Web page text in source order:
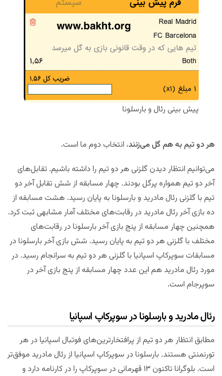
پیش بینی رئال و بارسلونا
هر دو تیم به هم گل می‌زنند، انتخاب دوم ما است.
می‌توانیم انتظار دیدن گلزنی هر دو تیم را داشته باشیم. تقابل‌های
آخر دو تیم همواره پرگل بودند. چهار مسابقه از شش تقابل آخر دو
تیم با گلزنی رئال مادرید و بارسلونا به پایان رسید. هشت مسابقه از
ده بازی آخر رئال مادرید در رقابت‌های مختلف آمار مشابهی ثبت کرد.
همچنین چهار مسابقه از پنج بازی آخر بارسلونا در رقابت‌های
مختلف با گلزنی هر دو تیم به پایان رسید. شش بازی آخر بارسلونا در
مسابقات سوپرکاپ اسپانیا با گلزنی هر دو تیم به سرانجام رسید. در
مورد رئال مادرید هم این عدد چهار مسابقه از پنج بازی آخر در
سوپرجام است.
رئال مادرید و بارسلونا در سوپرکاپ اسپانیا
مطابق انتظار هر دو تیم از پرافتخارترین‌های فوتبال اسپانیا در هر
تورنمنتی هستند. بارسلونا در سوپرکاپ اسپانیا از رئال مادرید موفق‌تر
است. بلوگرانا تاکنون ۱۳ قهرمانی در سوپرکاپ را در کارنامه دارد و